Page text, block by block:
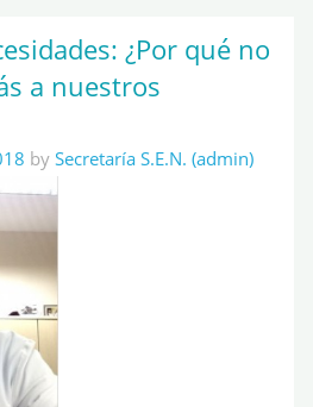
¿Por qué no
a nuestros
by Secretaría S.E.N. (admin)